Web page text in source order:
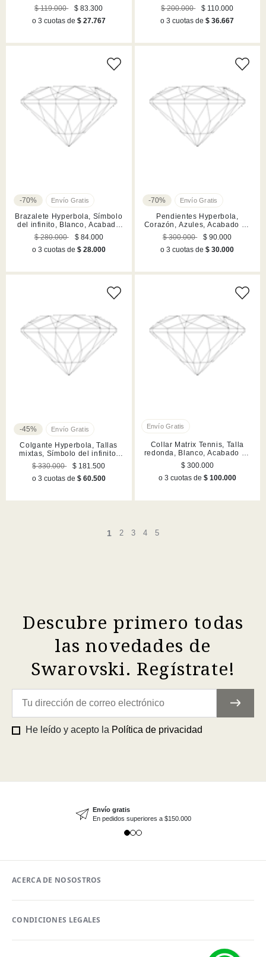
Acabado en rodio
$ 119.000
$ 83.300
o 3 cuotas de $ 27.767
en rodio
$ 200.000
$ 110.000
o 3 cuotas de$ 36.667
-70%
Brazalete Hyperbola, Símbolo
del infinito, Blanco, Acabado
en rodio
$ 280.000
$ 84.000
o 3 cuotas de $ 28.000
-70%
Pendientes Hyperbola,
Corazón, Azules, Acabado en
rodio
$ 300.000
$ 90.000
o 3 cuotas de$ 30.000
-45%
Colgante Hyperbola, Tallas
mixtas, Símbolo del infinito,
Blanco, Baño de rodio
$ 330.000
$ 181.500
o 3 cuotas de $ 60.500
Collar Matrix Tennis, Talla
redonda, Blanco, Acabado en
rodio
$ 300.000
o 3 cuotas de $ 100.000
1 2 3 4 5
Descubre primero todas
las novedades de
Swarovski. Regístrate!
He leído y acepto la Política de privacidad
Envío gratis
En pedidos superiores a $150.000
ACERCA DE NOSOSTROS
CONDICIONES LEGALES